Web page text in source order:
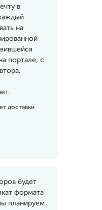
в
на
портале, с
доставки
будет
формата
планируем